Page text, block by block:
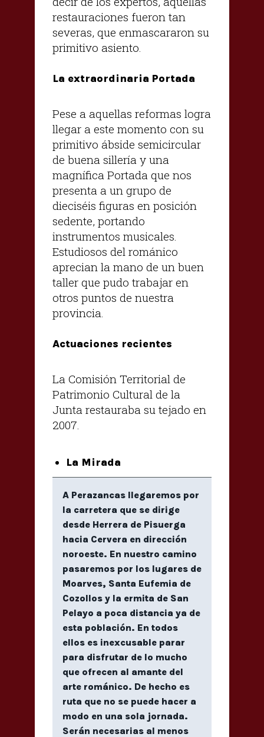
restauraciones fueron tan
severas, que enmascararon su
primitivo asiento.
La extraordinaria Portada
Pese a aquellas reformas logra
llegar a este momento con su
primitivo ábside semicircular
de buena sillería y una
magnífica Portada que nos
presenta a un grupo de
dieciséis figuras en posición
sedente, portando
instrumentos musicales.
Estudiosos del románico
aprecian la mano de un buen
taller que pudo trabajar en
otros puntos de nuestra
provincia.
Actuaciones recientes
La Comisión Territorial de
Patrimonio Cultural de la
Junta restauraba su tejado en
2007.
La Mirada
A Perazancas llegaremos por
la carretera que se dirige
desde Herrera de Pisuerga
hacia Cervera en dirección
noroeste. En nuestro camino
pasaremos por los lugares de
Moarves, Santa Eufemia de
Cozollos y la ermita de San
Pelayo a poca distancia ya de
esta población. En todos
ellos es inexcusable parar
para disfrutar de lo mucho
que ofrecen al amante del
arte románico. De hecho es
ruta que no se puede hacer a
modo en una sola jornada.
Serán necesarias al menos